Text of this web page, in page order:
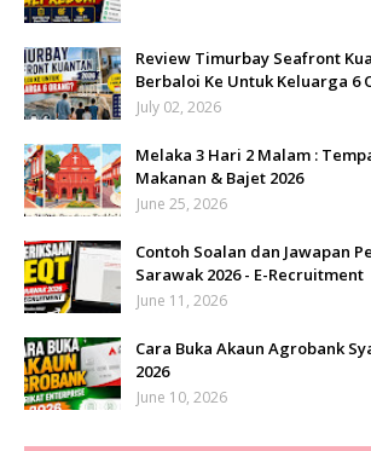
Review Timurbay Seafront
Berbaloi Ke Untuk Keluarga 6
July 02, 2026
Melaka 3 Hari 2 Malam :
Makanan & Bajet 2026
June 25, 2026
Contoh Soalan dan Jawapan
Sarawak 2026 - E-Recruitment
June 11, 2026
Cara Buka Akaun Agrobank
2026
June 10, 2026